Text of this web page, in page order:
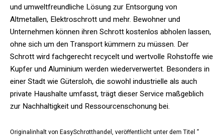
und umweltfreundliche Lösung zur Entsorgung von
Altmetallen, Elektroschrott und mehr. Bewohner und
Unternehmen können ihren Schrott kostenlos abholen lassen,
ohne sich um den Transport kümmern zu müssen. Der
Schrott wird fachgerecht recycelt und wertvolle Rohstoffe wie
Kupfer und Aluminium werden wiederverwertet. Besonders in
einer Stadt wie Gütersloh, die sowohl industrielle als auch
private Haushalte umfasst, trägt dieser Service maßgeblich
zur Nachhaltigkeit und Ressourcenschonung bei.
Originalinhalt von EasySchrotthandel, veröffentlicht unter dem Titel “